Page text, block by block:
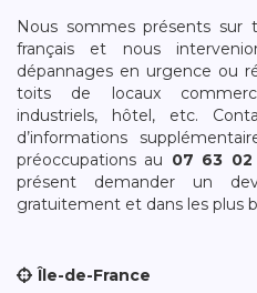
Nous sommes présents sur
français et nous
dépannages en urgence ou
toits de locaux
industriels, hôtel, etc.
d’informations
préoccupations au 07 63
présent demander un
gratuitement et dans les plus
Île-de-France